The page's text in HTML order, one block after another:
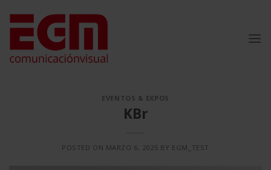
contenido
EVENTOS & EXPOS
KBr
POSTED ON MARZO 6, 2025 BY EGM_TEST